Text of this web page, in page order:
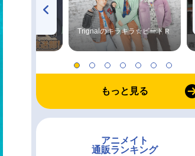
Trignalのキラキラ☆ビートＲ
もっと見る
アニメイト
通販ランキング